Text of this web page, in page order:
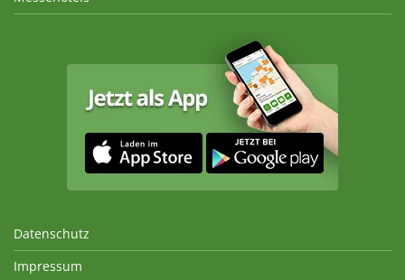
Datenschutz
Impressum